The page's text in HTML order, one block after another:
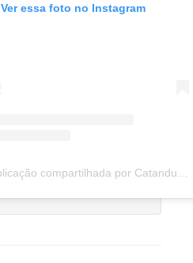
Ver essa foto no Instagram